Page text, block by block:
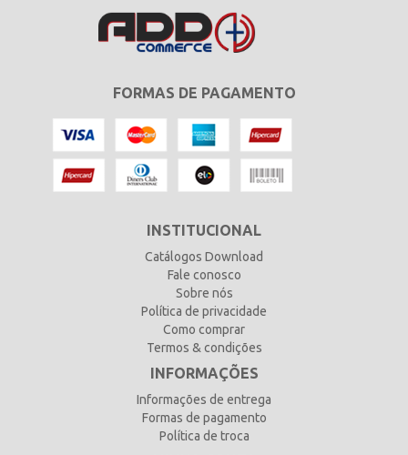
FORMAS DE PAGAMENTO
INSTITUCIONAL
Catálogos Download
Fale conosco
Sobre nós
Política de privacidade
Como comprar
Termos & condições
INFORMAÇÕES
Informações de entrega
Formas de pagamento
Política de troca